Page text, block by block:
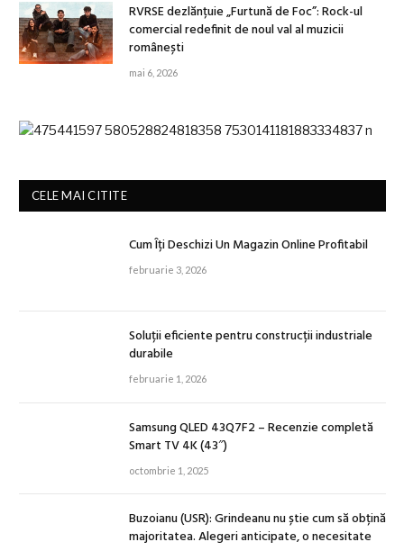
RVRSE dezlănțuie „Furtună de Foc”: Rock-ul
comercial redefinit de noul val al muzicii
românești
mai 6, 2026
CELE MAI CITITE
Cum Îți Deschizi Un Magazin Online Profitabil
februarie 3, 2026
Soluții eficiente pentru construcții industriale
durabile
februarie 1, 2026
Samsung QLED 43Q7F2 – Recenzie completă
Smart TV 4K (43″)
octombrie 1, 2025
Buzoianu (USR): Grindeanu nu știe cum să obțină
majoritatea. Alegeri anticipate, o necesitate